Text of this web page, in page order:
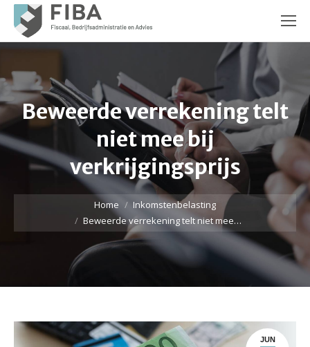
Beweerde verrekening telt
niet mee bij
verkrijgingsprijs
Je bent hier:
Home
Inkomstenbelasting
Beweerde verrekening telt niet mee…
JUN